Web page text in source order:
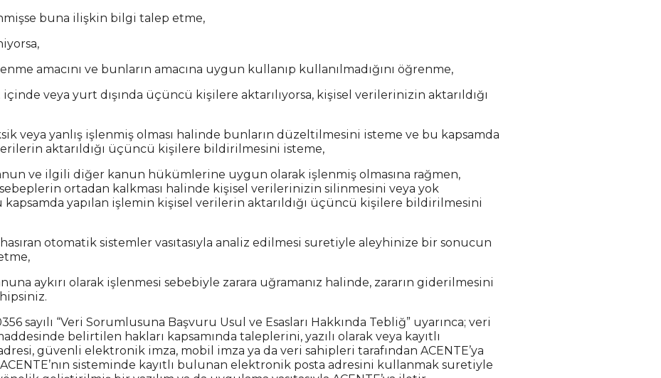
buna ilişkin bilgi talep etme,
amacını ve bunların amacına uygun kullanıp kullanılmadığını öğrenme,
veya yurt dışında üçüncü kişilere aktarılıyorsa, kişisel verilerinizin aktarıldığı
veya yanlış işlenmiş olması halinde bunların düzeltilmesini isteme ve bu kapsamda
aktarıldığı üçüncü kişilere bildirilmesini isteme,
ve ilgili diğer kanun hükümlerine uygun olarak işlenmiş olmasına rağmen,
ortadan kalkması halinde kişisel verilerinizin silinmesini veya yok
yapılan işlemin kişisel verilerin aktarıldığı üçüncü kişilere bildirilmesini
otomatik sistemler vasıtasıyla analiz edilmesi suretiyle aleyhinize bir sonucun
aykırı olarak işlenmesi sebebiyle zarara uğramanız halinde, zararın giderilmesini
sayılı “Veri Sorumlusuna Başvuru Usul ve Esasları Hakkında Tebliğ” uyarınca; veri
belirtilen hakları kapsamında taleplerini, yazılı olarak veya kayıtlı
güvenli elektronik imza, mobil imza ya da veri sahipleri tarafından ACENTE’ya
sisteminde kayıtlı bulunan elektronik posta adresini kullanmak suretiyle